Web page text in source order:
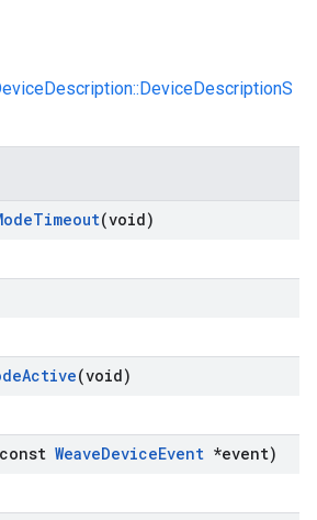
Timeout(void)
Active(void)
WeaveDeviceEvent *event)